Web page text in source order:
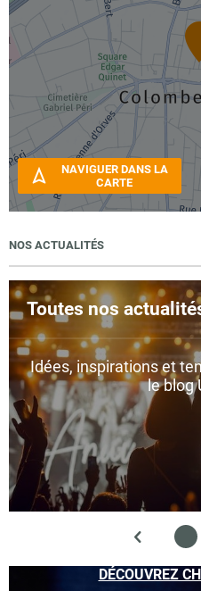
NAVIGUER DANS LA
CARTE
NOS ACTUALITÉS
Toutes nos
Idées, inspirations et
le blog
DÉCOUVREZ